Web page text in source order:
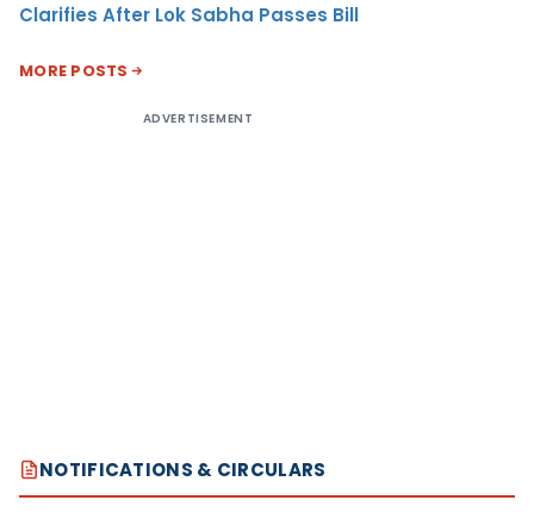
Clarifies After Lok Sabha Passes Bill
MORE POSTS
ADVERTISEMENT
NOTIFICATIONS & CIRCULARS